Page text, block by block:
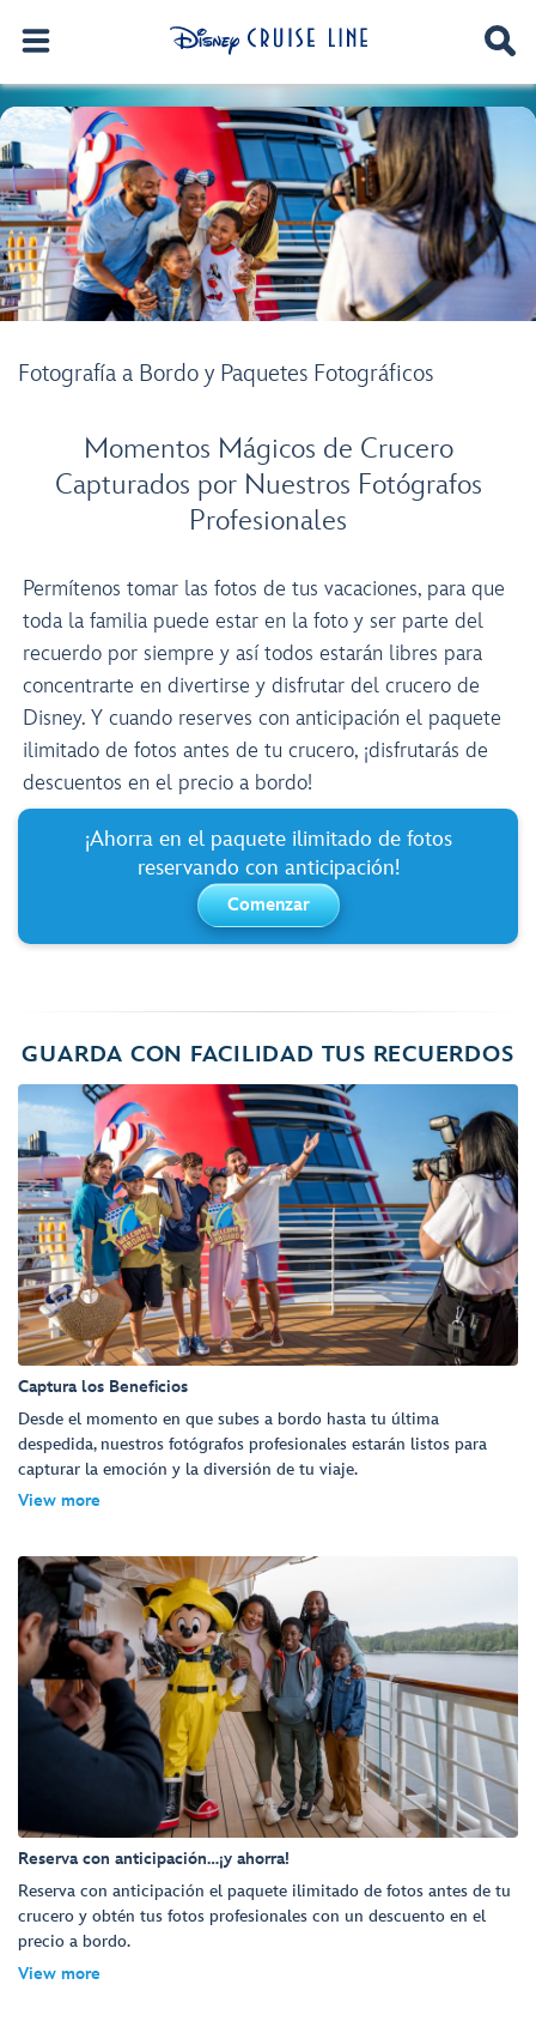
Fotografía a Bordo y Paquetes Fotográficos
Momentos Mágicos de Crucero
Capturados por Nuestros Fotógrafos
Profesionales
Permítenos tomar las fotos de tus vacaciones, para que
toda la familia puede estar en la foto y ser parte del
recuerdo por siempre y así todos estarán libres para
concentrarte en divertirse y disfrutar del crucero de
Disney. Y cuando reserves con anticipación el paquete
ilimitado de fotos antes de tu crucero, ¡disfrutarás de
descuentos en el precio a bordo!
¡Ahorra en el paquete ilimitado de fotos
reservando con anticipación!
Comenzar
GUARDA CON FACILIDAD TUS RECUERDOS
Captura los Beneficios
Desde el momento en que subes a bordo hasta tu última
despedida, nuestros fotógrafos profesionales estarán listos para
capturar la emoción y la diversión de tu viaje.
View more
Reserva con anticipación…¡y ahorra!
Reserva con anticipación el paquete ilimitado de fotos antes de tu
crucero y obtén tus fotos profesionales con un descuento en el
precio a bordo.
View more